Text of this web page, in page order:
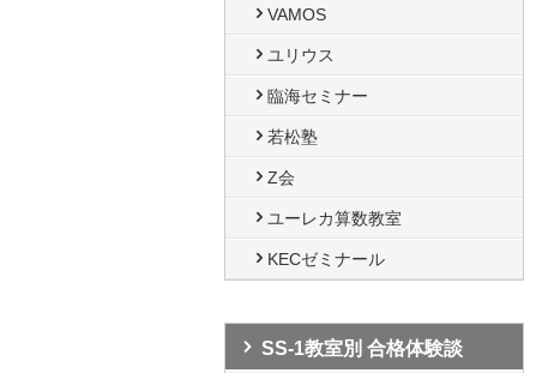
VAMOS
ユリウス
臨海セミナー
若松塾
Z会
ユーレカ算数教室
KECゼミナール
SS-1教室別 合格体験談